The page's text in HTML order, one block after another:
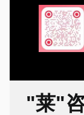
"莱"